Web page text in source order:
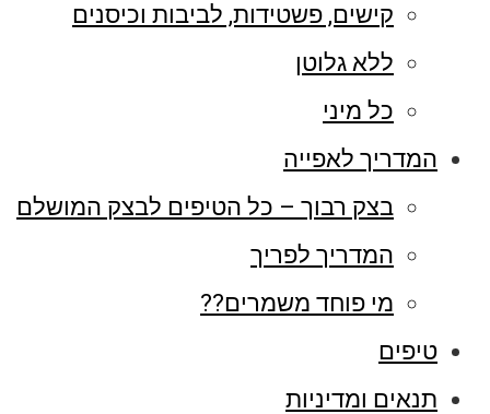
קישים, פשטידות, לביבות וכיסנים
ללא גלוטן
כל מיני
המדריך לאפייה
בצק רבוך – כל הטיפים לבצק המושלם
המדריך לפריך
מי פוחד משמרים??
טיפים
תנאים ומדיניות